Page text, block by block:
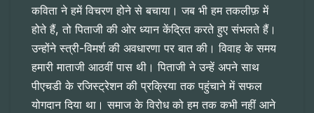
कविता ने हमें विचरण होने से बचाया। जब भी हम तकलीफ़ में
होते हैं, तो पिताजी की ओर ध्यान केंद्रित करते हुए संभलते हैं।
उन्होंने स्त्री-विमर्श की अवधारणा पर बात की। विवाह के समय
हमारी माताजी आठवीं पास थी। पिताजी ने उन्हें अपने साथ
पीएचडी के रजिस्ट्रेशन की प्रक्रिया तक पहुंचाने में सफल
योगदान दिया था। समाज के विरोध को हम तक कभी नहीं आने